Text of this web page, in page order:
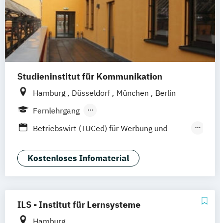
(dual)
Kommunikation & Medienmanagement
Kommunikation & Medienmanagement
(dual)
Kommunikationsmanagement
Kommunikationsmanagement (dual)
Marketing
Marketingökonom:in
Online-Marketing & Marketingmanagement
Public Relations Hochschulzertifikat
Werbe- und Medienpsychologie
Studieninstitut für Kommunikation
Hamburg Düsseldorf München
Berlin
Fernlehrgang
Berufsbegleitender Präsenzlehrgang
Betriebswirt (TUCed) für Werbung und
Digital Marketing Manager (IHK)
Kommunikationsmanager (IHK)
Kostenloses Infomaterial
ILS - Institut für Lernsysteme
Hamburg